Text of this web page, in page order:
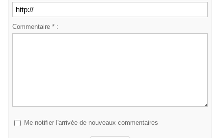
Commentaire * :
Me notifier l'arrivée de nouveaux commentaires